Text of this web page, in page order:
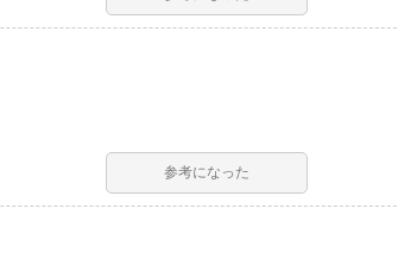
参考になった